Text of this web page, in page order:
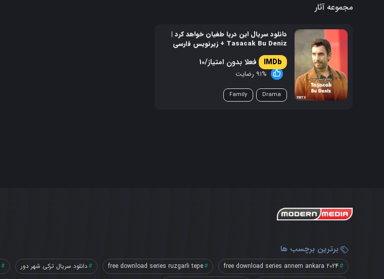
مجموعه آثار
دانلود سریال این دریا طغیان خواهد کرد |
Tasacak Bu Deniz + زیرنویس فارسی
فعلا بدون امتیاز/10
91% رضایت
Drama
Family
برترین برچسب ها
free download series annem ankara 2024
free download series ruzgarli tepe دانلود سریال ترکی شهر دور